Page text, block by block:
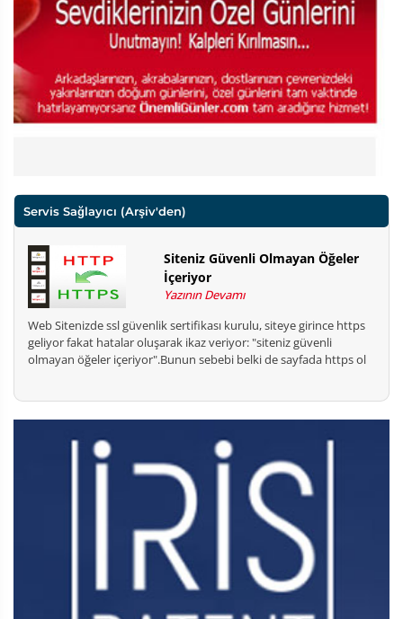
Servis Sağlayıcı (Arşiv'den)
Siteniz Güvenli Olmayan Öğeler
İçeriyor
Yazının Devamı
Web Sitenizde ssl güvenlik sertifikası kurulu, siteye girince https
geliyor fakat hatalar oluşarak ikaz veriyor: "siteniz güvenli
olmayan öğeler içeriyor".Bunun sebebi belki de sayfada https ol